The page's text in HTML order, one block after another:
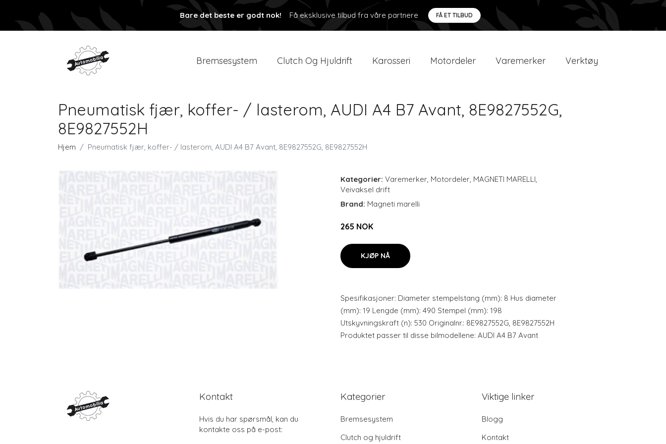
Bare det beste er godt nok! Få eksklusive tilbud fra våre partnere FÅ ET TILBUD
Bremsesystem Clutch Og Hjuldrift Karosseri Motordeler Varemerker Verktøy
Pneumatisk fjær, koffer- / lasterom, AUDI A4 B7 Avant, 8E9827552G,
8E9827552H
Hjem Pneumatisk fjær, koffer- / lasterom, AUDI A4 B7 Avant, 8E9827552G, 8E9827552H
Kategorier: Varemerker, Motordeler, MAGNETI MARELLI,
Veivaksel drift
Brand: Magneti marelli
265 NOK
KJØP NÅ
Spesifikasjoner: Diameter stempelstang (mm): 8 Hus diameter
(mm): 19 Lengde (mm): 490 Stempel (mm): 198
Utskyvningskraft (n): 530 Originalnr.: 8E9827552G, 8E9827552H
Produktet passer til disse bilmodellene: AUDI A4 B7 Avant
Kontakt
Hvis du har spørsmål, kan du
kontakte oss på e-post:
Kategorier
Bremsesystem
Clutch og hjuldrift
Viktige linker
Blogg
Kontakt